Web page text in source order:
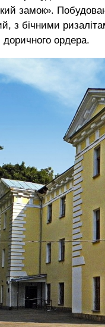
замок».
з бічними
доричного ордера.